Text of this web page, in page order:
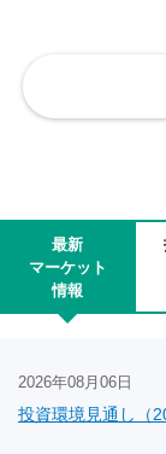
最新
マーケット
情報
2026年08月06日
投資環境見通し（